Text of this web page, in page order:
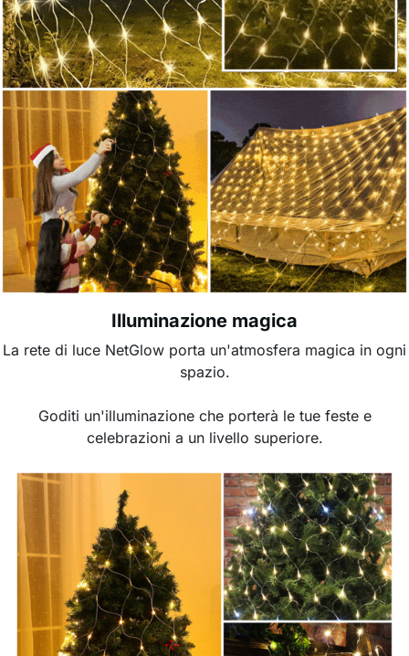
Illuminazione magica
La rete di luce NetGlow porta un'atmosfera magica in ogni
spazio.
Goditi un'illuminazione che porterà le tue feste e
celebrazioni a un livello superiore.